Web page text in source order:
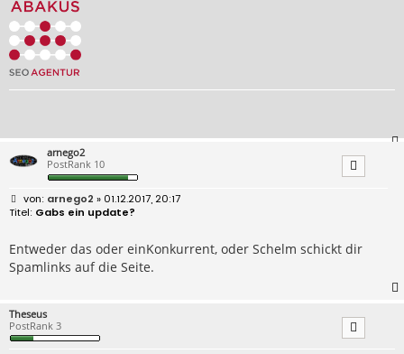
arnego2
PostRank 10
B
e
r
a
g
arnego2 » 01.12.2017, 20:17
Gabs ein update?
Entweder das oder einKonkurrent, oder Schelm schickt dir
Spamlinks auf die Seite.
Theseus
PostRank 3